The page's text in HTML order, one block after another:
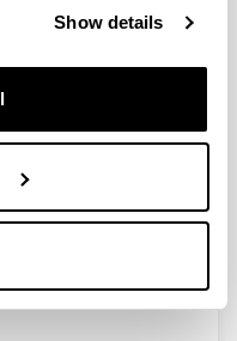
Show details
Côte Basque Études